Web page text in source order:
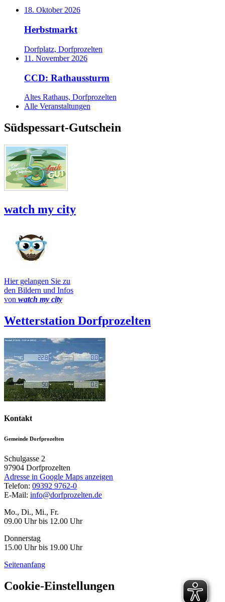
18. Oktober 2026
Herbstmarkt
Dorfplatz, Dorfprozelten
11. November 2026
CCD: Rathaussturm
Altes Rathaus, Dorfprozelten
Alle Veranstaltungen
Südspessart-Gutschein
watch my city
Hier gelangen Sie zu
den Bildern und Infos
von watch my city
Wetterstation Dorfprozelten
Kontakt
Gemeinde Dorfprozelten
Schulgasse 2
97904 Dorfprozelten
Adresse in Google Maps anzeigen
Telefon: 09392 9762-0
E-Mail: info@dorfprozelten.de
Mo., Di., Mi., Fr.
09.00 Uhr bis 12.00 Uhr
Donnerstag
15.00 Uhr bis 19.00 Uhr
Seitenanfang
Cookie-Einstellungen